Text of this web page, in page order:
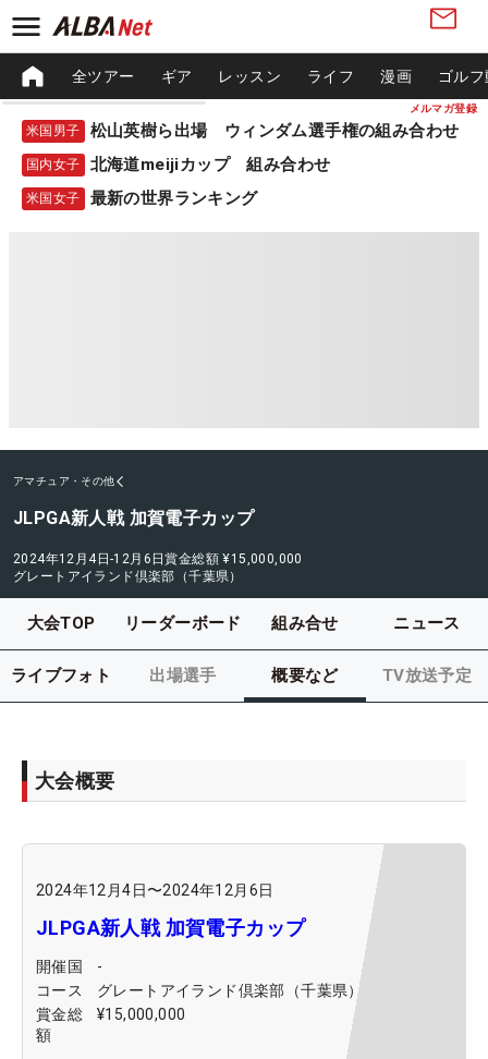
メルマガ登録
全ツアー ギア レッスン ライフ 漫画 ゴル
米国男子 松山英樹ら出場 ウィンダム選手権の組み合わせ
国内女子 北海道meijiカップ 組み合わせ
米国女子 最新の世界ランキング
アマチュア・その他
JLPGA新人戦 加賀電子カップ
2024年12月4日-12月6日賞金総額 ¥15,000,000
グレートアイランド倶楽部（千葉県）
大会TOP リーダーボード 組み合せ ニュース
ライブフォト 出場選手 概要など TV放送予定
大会概要
2024年12月4日〜2024年12月6日
JLPGA新人戦 加賀電子カップ
開催国
-
コース
グレートアイランド倶楽部（千葉県）
賞金総
額
¥15,000,000